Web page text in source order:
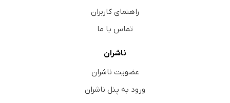
راهنمای کاربران
تماس با ما
ناشران
عضویت ناشران
ورود به پنل ناشران